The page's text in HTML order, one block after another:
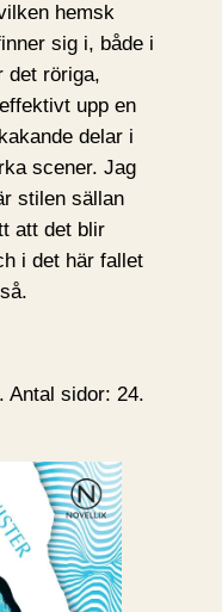
hemsk
sig i, både i
det röriga,
upp en
delar i
scener. Jag
stilen sällan
att det blir
i det här fallet
Antal sidor: 24.